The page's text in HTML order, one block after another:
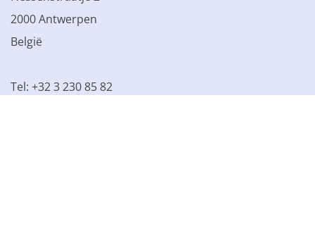
2000 Antwerpen
België
Tel: +32 3 230 85 82